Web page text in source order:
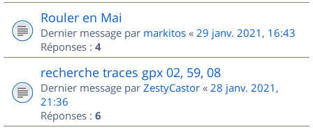
Rouler en Mai
Dernier message par markitos « 29 janv. 2021, 16:43
Réponses : 4
recherche traces gpx 02, 59, 08
Dernier message par ZestyCastor « 28 janv. 2021,
21:36
Réponses : 6